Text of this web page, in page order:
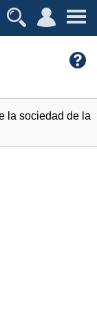
la sociedad de la